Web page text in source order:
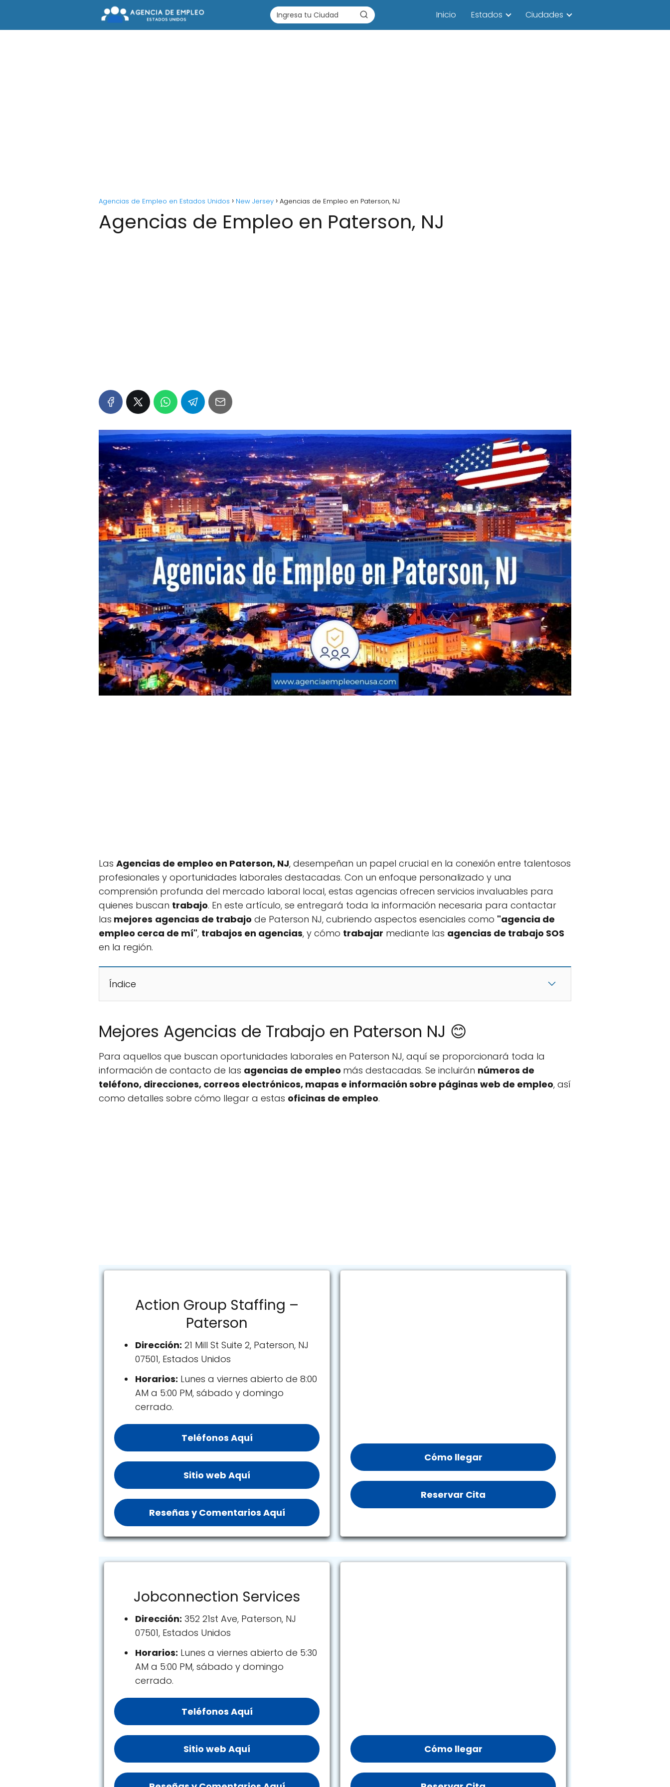
Inicio Estados Ciudades
Agencias de Empleo en Estados Unidos New Jersey Agencias de Empleo en Paterson, NJ
Agencias de Empleo en Paterson, NJ
Las Agencias de empleo en Paterson, NJ, desempeñan un papel crucial en la conexión entre talentosos
profesionales y oportunidades laborales destacadas. Con un enfoque personalizado y una
comprensión profunda del mercado laboral local, estas agencias ofrecen servicios invaluables para
quienes buscan trabajo. En este artículo, se entregará toda la información necesaria para contactar
las mejores agencias de trabajo de Paterson NJ, cubriendo aspectos esenciales como "agencia de
empleo cerca de mí", trabajos en agencias, y cómo trabajar mediante las agencias de trabajo SOS
en la región.
Índice
Mejores Agencias de Trabajo en Paterson NJ 😊
Para aquellos que buscan oportunidades laborales en Paterson NJ, aquí se proporcionará toda la
información de contacto de las agencias de empleo más destacadas. Se incluirán números de
teléfono, direcciones, correos electrónicos, mapas e información sobre páginas web de empleo, así
como detalles sobre cómo llegar a estas oficinas de empleo.
Action Group Staffing –
Paterson
Dirección: 21 Mill St Suite 2, Paterson, NJ
07501, Estados Unidos
Horarios: Lunes a viernes abierto de 8:00
AM a 5:00 PM, sábado y domingo
cerrado.
Teléfonos Aquí
Sitio web Aquí
Reseñas y Comentarios Aquí
Cómo llegar
Reservar Cita
Jobconnection Services
Dirección: 352 21st Ave, Paterson, NJ
07501, Estados Unidos
Horarios: Lunes a viernes abierto de 5:30
AM a 5:00 PM, sábado y domingo
cerrado.
Teléfonos Aquí
Sitio web Aquí Cómo llegar